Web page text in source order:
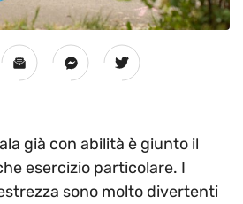
già con abilità è giunto il
esercizio particolare. I
sono molto divertenti